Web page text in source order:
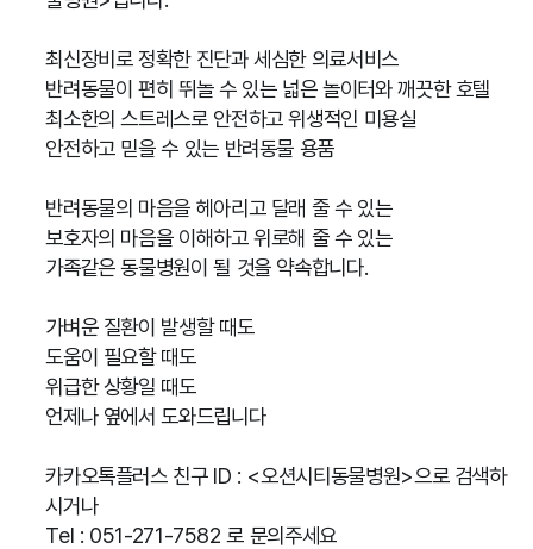
최신장비로 정확한 진단과 세심한 의료서비스
반려동물이 편히 뛰놀 수 있는 넓은 놀이터와 깨끗한 호텔
최소한의 스트레스로 안전하고 위생적인 미용실
안전하고 믿을 수 있는 반려동물 용품
반려동물의 마음을 헤아리고 달래 줄 수 있는
보호자의 마음을 이해하고 위로해 줄 수 있는
가족같은 동물병원이 될 것을 약속합니다.
가벼운 질환이 발생할 때도
도움이 필요할 때도
위급한 상황일 때도
언제나 옆에서 도와드립니다
카카오톡플러스 친구 ID : <오션시티동물병원>으로 검색하
시거나
Tel : 051-271-7582 로 문의주세요